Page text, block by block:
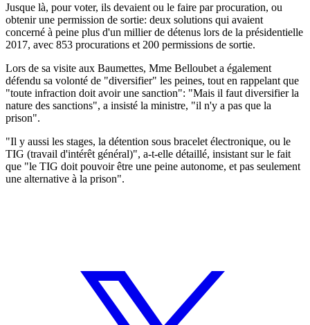
Jusque là, pour voter, ils devaient ou le faire par procuration, ou
obtenir une permission de sortie: deux solutions qui avaient
concerné à peine plus d'un millier de détenus lors de la présidentielle
2017, avec 853 procurations et 200 permissions de sortie.
Lors de sa visite aux Baumettes, Mme Belloubet a également
défendu sa volonté de "diversifier" les peines, tout en rappelant que
"toute infraction doit avoir une sanction": "Mais il faut diversifier la
nature des sanctions", a insisté la ministre, "il n'y a pas que la
prison".
"Il y aussi les stages, la détention sous bracelet électronique, ou le
TIG (travail d'intérêt général)", a-t-elle détaillé, insistant sur le fait
que "le TIG doit pouvoir être une peine autonome, et pas seulement
une alternative à la prison".